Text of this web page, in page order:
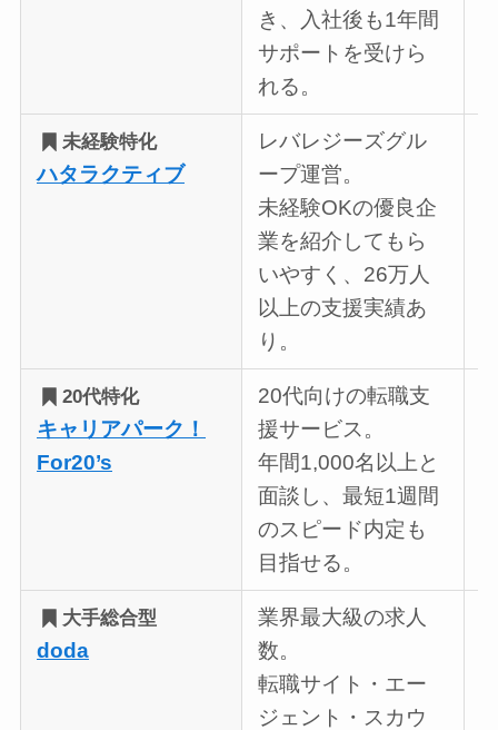
き、入社後も1年間
サポートを受けら
れる。
未経験特化
ハタラクティブ
レバレジーズグル
ープ運営。
未経験OKの優良企
業を紹介してもら
いやすく、26万人
以上の支援実績あ
り。
20代特化
キャリアパーク！
For20’s
20代向けの転職支
援サービス。
年間1,000名以上と
面談し、最短1週間
のスピード内定も
目指せる。
大手総合型
doda
業界最大級の求人
数。
転職サイト・エー
ジェント・スカウ